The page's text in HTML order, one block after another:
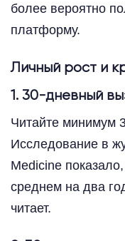
более вероятно
платформу.
Личный рост и
1. 30-дневный
Читайте минимум
Исследование в
Medicine
среднем на два
читает.